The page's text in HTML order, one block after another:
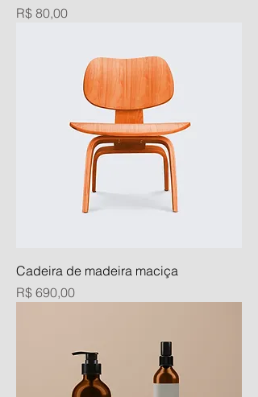
Preço
R$ 80,00
Cadeira de madeira maciça
Preço
R$ 690,00